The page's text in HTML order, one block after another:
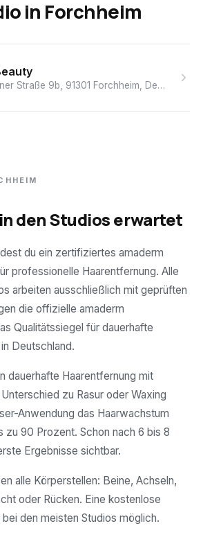
in Forchheim
Berliner Straße 9b, 91301 Forchheim, Deutschland
den Studios erwartet
du ein zertifiziertes amaderm
professionelle Haarentfernung. Alle
arbeiten ausschließlich mit geprüften
die offizielle amaderm
Qualitätssiegel für dauerhafte
Deutschland.
dauerhafte Haarentfernung mit
zu Rasur oder Waxing
Anwendung das Haarwachstum
zu 90 Prozent. Schon nach 6 bis 8
Ergebnisse sichtbar.
alle Körperstellen: Beine, Achseln,
oder Rücken. Eine kostenlose
den meisten Studios möglich.